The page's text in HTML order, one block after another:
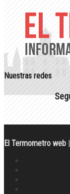
Nuestras redes
El Termometro web